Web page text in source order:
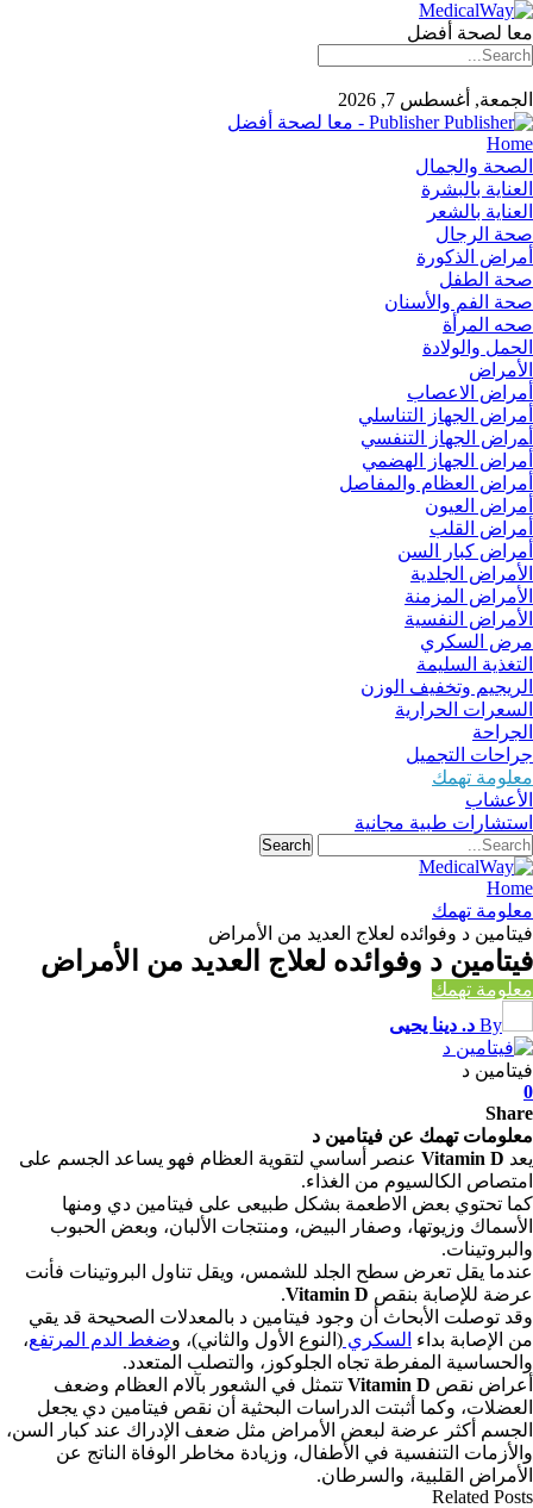
معا لصحة أفضل
الجمعة, أغسطس 7, 2026
Publisher - معا لصحة أفضل
Home
الصحة والجمال
العناية بالبشرة
العناية بالشعر
صحة الرجال
أمراض الذكورة
صحة الطفل
صحة الفم والأسنان
صحه المرأة
الحمل والولادة
الأمراض
أمراض الاعصاب
أمراض الجهاز التناسلي
أﻤراض اﻟﺠﻬﺎز اﻟﺘﻨﻔﺴﻲ
أمراض الجهاز الهضمي
أمراض العظام والمفاصل
أمراض العيون
أمراض القلب
أمراض كبار السن
الأمراض الجلدية
الأمراض المزمنة
الأمراض النفسية
مرض السكري
التغذية السليمة
الريجيم وتخفيف الوزن
السعرات الحرارية
الجراحة
جراحات التجميل
معلومة تهمك
الأعشاب
استشارات طبية مجانية
Home
معلومة تهمك
فيتامين د وفوائده لعلاج العديد من الأمراض
فيتامين د وفوائده لعلاج العديد من الأمراض
معلومة تهمك
By د. دينا يحيى
فيتامين د
0
Share
معلومات تهمك عن فيتامين د
يعد Vitamin D عنصر أساسي لتقوية العظام فهو يساعد الجسم على
امتصاص الكالسيوم من الغذاء.
كما تحتوي بعض الاطعمة بشكل طبيعى على فيتامين دي ومنها
الأسماك وزيوتها، وصفار البيض، ومنتجات الألبان، وبعض الحبوب
والبروتينات.
عندما يقل تعرض سطح الجلد للشمس، ويقل تناول البروتينات فأنت
عرضة للإصابة بنقص Vitamin D
.
وقد توصلت الأبحاث أن وجود فيتامين د بالمعدلات الصحيحة قد يقي
من الإصابة بداء السكري (النوع الأول والثاني)، وضغط الدم المرتفع،
والحساسية المفرطة تجاه الجلوكوز، والتصلب المتعدد.
أعراض نقص Vitamin D تتمثل في الشعور بآلام العظام وضعف
العضلات، وكما أثبتت الدراسات البحثية أن نقص فيتامين دي يجعل
الجسم أكثر عرضة لبعض الأمراض مثل ضعف الإدراك عند كبار السن،
والأزمات التنفسية في الأطفال، وزيادة مخاطر الوفاة الناتج عن
الأمراض القلبية، والسرطان.
Related Posts